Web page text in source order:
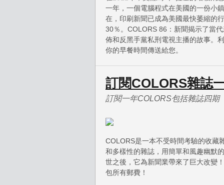
一年，一個電腦程式在美國的一份小
在，印刷新聞已成為美國最快萎縮的
30％。COLORS 86：新聞揭示了當
佈和反黑手黨私刑電視主播的故事。
你的早餐時間傳送給您。
訂閱COLORS雜誌
訂閱一年COLORS包括雜誌四期
COLORS是一本不受時間考驗的收藏
和多樣性的雜誌，用簡單和風趣幽默
世之後，它為新聞業帶來了巨大改變
包所有郵費！